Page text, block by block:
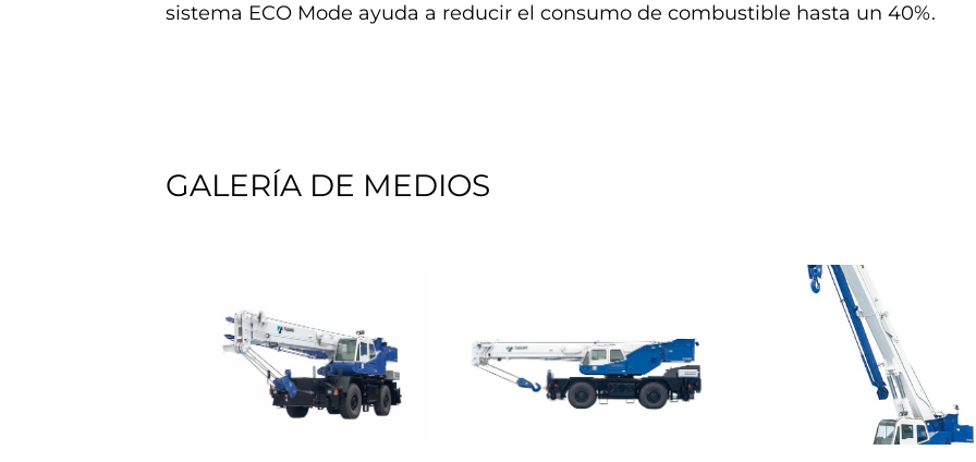
sistema ECO Mode ayuda a reducir el consumo de combustible hasta un 40%.
GALERÍA DE MEDIOS